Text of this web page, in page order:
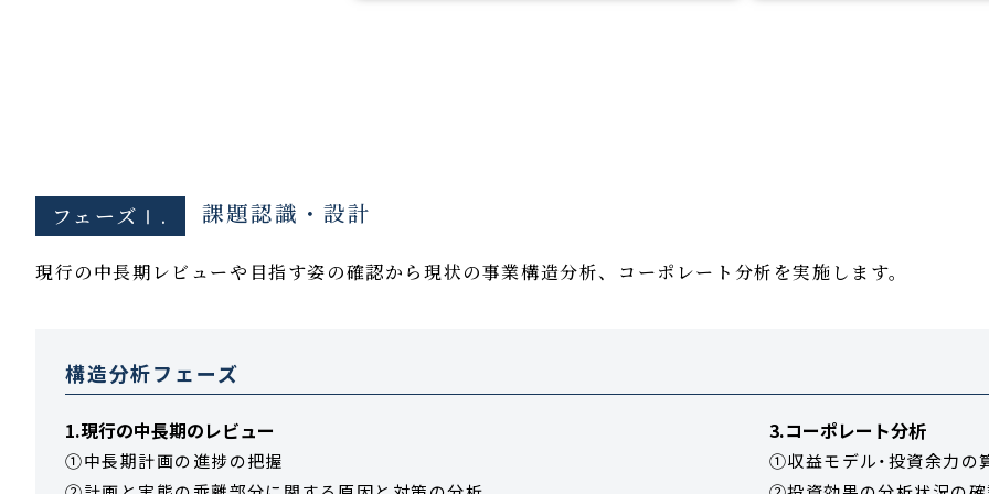
フェーズⅠ. 課題認識・設計
現行の中長期レビューや目指す姿の確認から現状の事業構造分析、コーポレート分析を実施します。
構造分析フェーズ
1.現行の中長期のレビュー
①中長期計画の進捗の把握
3.コーポレート分析
①収益モデル・投資余力の